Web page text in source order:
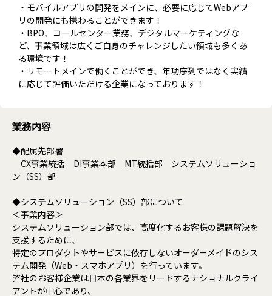
・モバイルアプリの開発をメインに、必要に応じてWebアプ
リの開発にも携わることができます！
・BPO、コールセンター業務、デジタルマーケティングな
ど、事業領域は広くご自身のチャレンジしたい領域も多くあ
る環境です！
・リモートメインで働くことができ、年功序列ではなく実績
に応じて評価いただける企業になっております！
業務内容
◆配属先部署
CX事業統括 DI事業本部 MT統括部 システムソリューショ
ン（SS）部
◆システムソリューション（SS）部について
＜事業内容＞
システムソリューション部では、高度化するお客様の課題解決を
支援するために、
特定のプロダクトやサービスに依存しないオーダーメイドのシス
テム開発（Web・スマホアプリ）を行っています。
弊社のお客様企業は日本の各業界をリードするナショナルクライ
アントが中心であり、